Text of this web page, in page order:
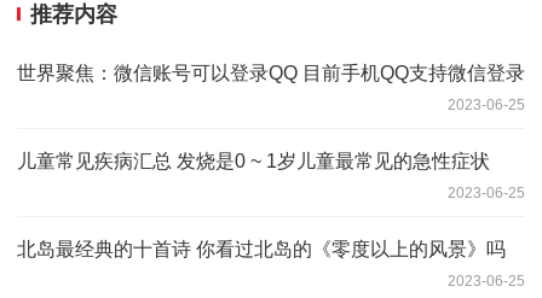
推荐内容
世界聚焦：微信账号可以登录QQ 目前手机QQ支持微信登录
2023-06-25
儿童常见疾病汇总 发烧是0 ~ 1岁儿童最常见的急性症状
2023-06-25
北岛最经典的十首诗 你看过北岛的《零度以上的风景》吗
2023-06-25